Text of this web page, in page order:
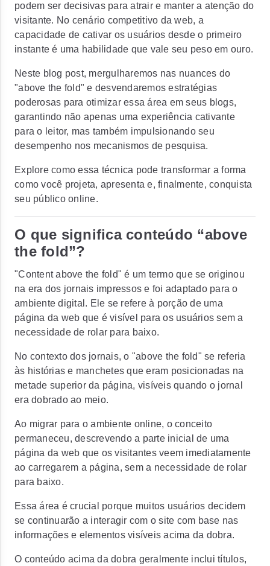
podem ser decisivas para atrair e manter a atenção do
visitante. No cenário competitivo da web, a
capacidade de cativar os usuários desde o primeiro
instante é uma habilidade que vale seu peso em ouro.
Neste blog post, mergulharemos nas nuances do
"above the fold" e desvendaremos estratégias
poderosas para otimizar essa área em seus blogs,
garantindo não apenas uma experiência cativante
para o leitor, mas também impulsionando seu
desempenho nos mecanismos de pesquisa.
Explore como essa técnica pode transformar a forma
como você projeta, apresenta e, finalmente, conquista
seu público online.
O que significa conteúdo “above
the fold”?
"Content above the fold" é um termo que se originou
na era dos jornais impressos e foi adaptado para o
ambiente digital. Ele se refere à porção de uma
página da web que é visível para os usuários sem a
necessidade de rolar para baixo.
No contexto dos jornais, o "above the fold" se referia
às histórias e manchetes que eram posicionadas na
metade superior da página, visíveis quando o jornal
era dobrado ao meio.
Ao migrar para o ambiente online, o conceito
permaneceu, descrevendo a parte inicial de uma
página da web que os visitantes veem imediatamente
ao carregarem a página, sem a necessidade de rolar
para baixo.
Essa área é crucial porque muitos usuários decidem
se continuarão a interagir com o site com base nas
informações e elementos visíveis acima da dobra.
O conteúdo acima da dobra geralmente inclui títulos,